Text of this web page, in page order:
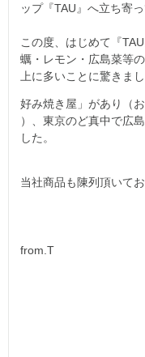
ップ『TAU』へ立ち寄
この度、はじめて『
蠣・レモン・広島菜等
上に多いことに驚きま
好み焼き屋」があり（
）、東京のど真中で広
した。
当社商品も陳列頂いて
from.T